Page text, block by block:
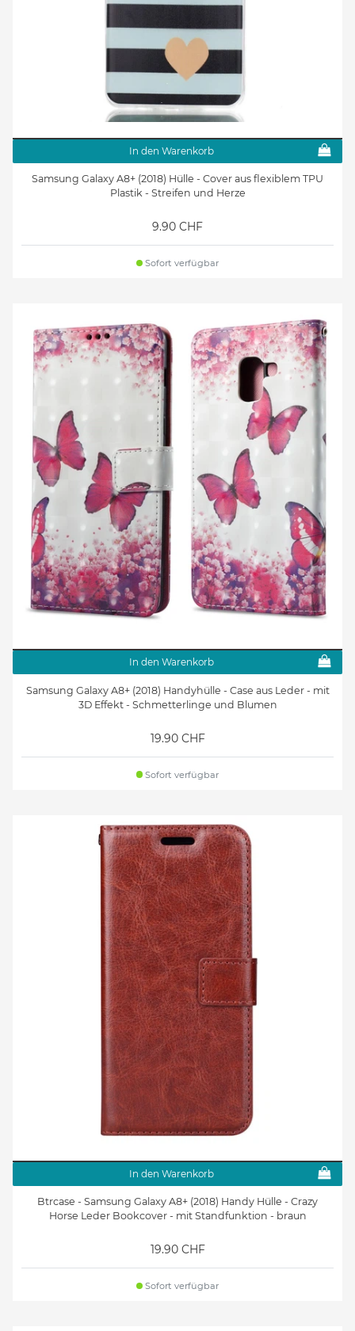
In den Warenkorb
Samsung Galaxy A8+ (2018) Hülle - Cover aus flexiblem TPU
Plastik - Streifen und Herze
9.90 CHF
Sofort verfügbar
In den Warenkorb
Samsung Galaxy A8+ (2018) Handyhülle - Case aus Leder - mit
3D Effekt - Schmetterlinge und Blumen
19.90 CHF
Sofort verfügbar
In den Warenkorb
Btrcase - Samsung Galaxy A8+ (2018) Handy Hülle - Crazy
Horse Leder Bookcover - mit Standfunktion - braun
19.90 CHF
Sofort verfügbar